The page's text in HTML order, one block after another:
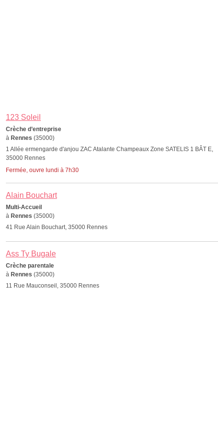
123 Soleil
Crèche d’entreprise
à Rennes (35000)
1 Allée ermengarde d'anjou ZAC Atalante Champeaux Zone SATELIS 1 BÂT E,
35000 Rennes
Fermée, ouvre lundi à 7h30
Alain Bouchart
Multi-Accueil
à Rennes (35000)
41 Rue Alain Bouchart, 35000 Rennes
Ass Ty Bugale
Crèche parentale
à Rennes (35000)
11 Rue Mauconseil, 35000 Rennes